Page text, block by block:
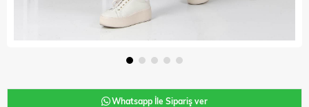
Whatsapp İle Sipariş ver